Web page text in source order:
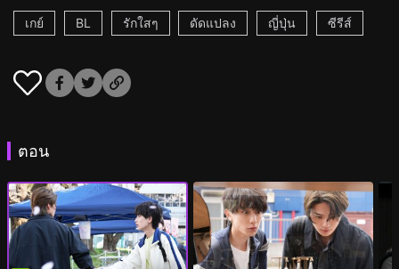
เกย์
BL รักใสๆ ดัดแปลง ญี่ปุ่น ซีรีส์
ตอน